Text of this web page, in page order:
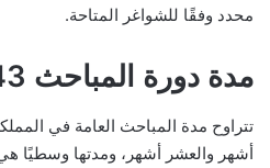
محدد وفقًا للشواغر المتاحة.
مدة دورة المباحث 1443
تتراوح مدة المباحث العامة في
أشهر والعشر أشهر، ومدتها وسطيًا